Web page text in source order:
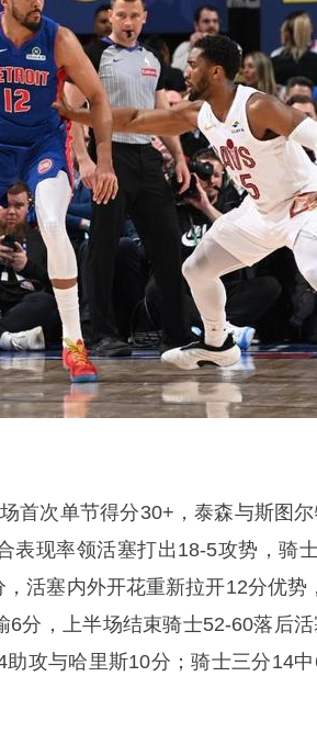
首次单节得分30+，泰森与斯图
表现率领活塞打出18-5攻势，骑
活塞内外开花重新拉开12分优势
6分，上半场结束骑士52-60落后
攻与哈里斯10分；骑士三分14